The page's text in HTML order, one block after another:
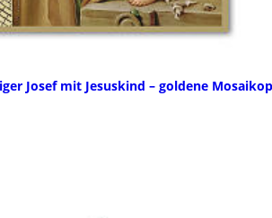
Josef mit Jesuskind – goldene